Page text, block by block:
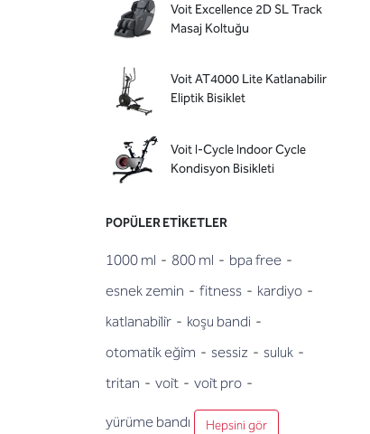
Voit Excellence 2D SL Track
Masaj Koltuğu
Voit AT4000 Lite Katlanabilir
Eliptik Bisiklet
Voit I-Cycle Indoor Cycle
Kondisyon Bisikleti
POPÜLER ETIKETLER
1000 ml - 800 ml - bpa free -
esnek zemin - fitness - kardiyo -
katlanabi̇li̇r - koşu bandi -
otomati̇k eği̇m - sessiz - suluk -
tritan - voi̇t - voi̇t pro -
yürüme bandı Hepsini gör